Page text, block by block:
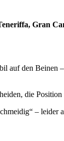
Gran
auf den Beinen
die Position
– leider